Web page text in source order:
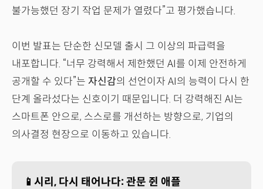
불가능했던 장기 작업 문제가 열렸다”고 평가했습니다.
이번 발표는 단순한 신모델 출시 그 이상의 파급력을
내포합니다. “너무 강력해서 제한했던 AI를 이제 안전하게
공개할 수 있다”는 자신감의 선언이자 AI의 능력이 다시 한
단계 올라섰다는 신호이기 때문입니다. 더 강력해진 AI는
스마트폰 안으로, 스스로를 개선하는 방향으로, 기업의
의사결정 현장으로 이동하고 있습니다.
📱시리, 다시 태어나다: 관문 쥔 애플